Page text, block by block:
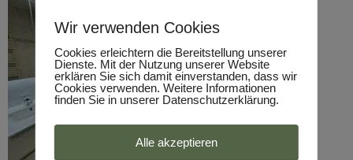
Wir verwenden Cookies
Cookies erleichtern die Bereitstellung unserer
Dienste. Mit der Nutzung unserer Website
erklären Sie sich damit einverstanden, dass wir
Cookies verwenden. Weitere Informationen
finden Sie in unserer Datenschutzerklärung.
Alle akzeptieren